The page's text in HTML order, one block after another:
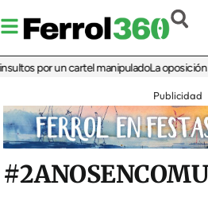
por un cartel manipuladoLa oposición carga
Publicidad